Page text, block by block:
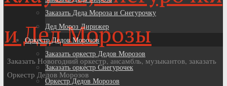
и Дед Морозы
Заказать Новогодний оркестр, ансамбль, музыкантов, заказать
Оркестр Дедов Морозов
Заказать Деда Мороза и Снегурочку
Дед Мороз Дирижер
Оркестр Дедов Морозов
Заказать оркестр Дедов Морозов
Заказать оркестр Снегурочек
Оркестр Дедов Морозов